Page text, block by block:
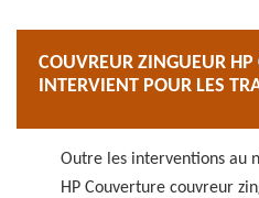
COUVREUR ZINGUEUR HP
INTERVIENT POUR LES
Outre les interventions au
HP Couverture couvreur